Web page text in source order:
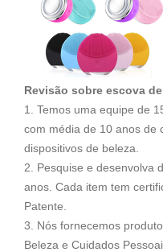
Revisão sobre escova
1. Temos uma equipe de
com média de 10 anos de
dispositivos de beleza.
2. Pesquise e desenvolva
anos. Cada item tem
Patente.
3. Nós fornecemos
Beleza e Cuidados